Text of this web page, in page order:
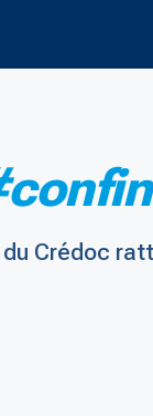
du Crédoc